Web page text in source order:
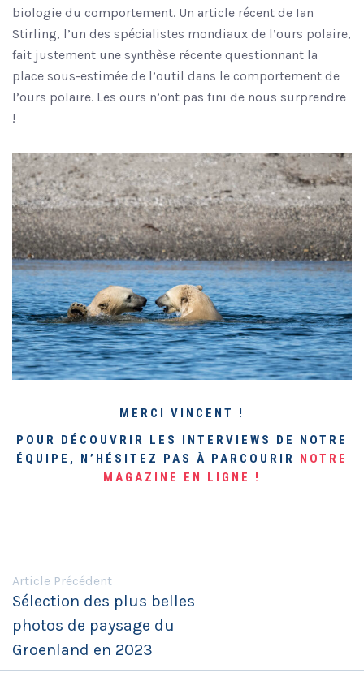
biologie du comportement. Un article récent de Ian
Stirling, l’un des spécialistes mondiaux de l’ours polaire,
fait justement une synthèse récente questionnant la
place sous-estimée de l’outil dans le comportement de
l’ours polaire. Les ours n’ont pas fini de nous surprendre
!
MERCI VINCENT !
POUR DÉCOUVRIR LES INTERVIEWS DE NOTRE
ÉQUIPE, N’HÉSITEZ PAS À PARCOURIR NOTRE
MAGAZINE EN LIGNE !
Article Précédent
Sélection des plus belles
photos de paysage du
Groenland en 2023